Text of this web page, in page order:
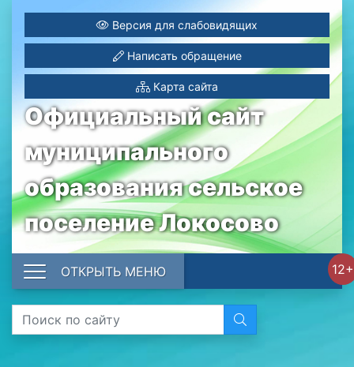
Официальный сайт
муниципального
образования сельское
поселение Локосово
Версия для слабовидящих
Написать обращение
Карта сайта
12+
ОТКРЫТЬ МЕНЮ